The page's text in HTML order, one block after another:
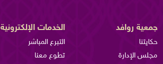
جمعية روافد
حكايتنا
مجلس الإدارة
الخدمات الإلكترونية
التبرع المباشر
تطوع معنا